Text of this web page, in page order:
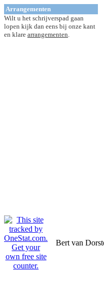
Arrangementen
Wilt u het schrijverspad gaan
lopen kijk dan eens bij onze kant
en klare arrangementen.
Bert van